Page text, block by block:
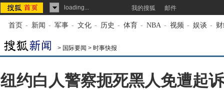
loading... 我的搜狐 邮件
首页 - 新闻 - 军事 - 文化 - 历史 - 体育 - NBA - 视频 - 娱谈 -
> 国际要闻 > 时事快报
纽约白人警察扼死黑人免遭起